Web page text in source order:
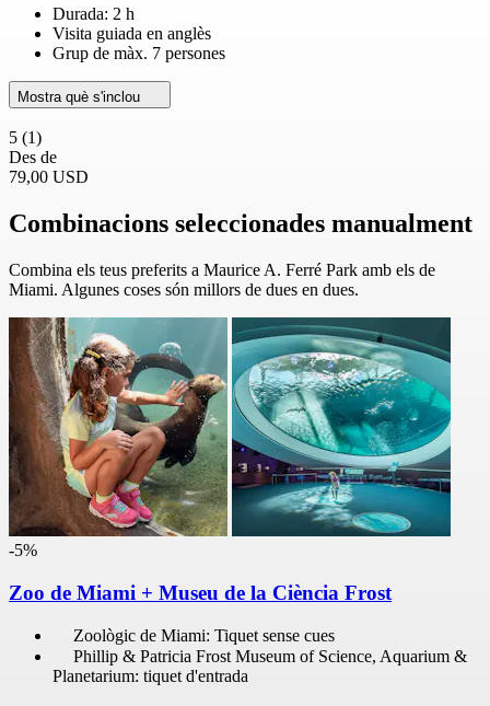
Durada: 2 h
Visita guiada en anglès
Grup de màx. 7 persones
Mostra què s'inclou
5 (1)
Des de
79,00 USD
Combinacions seleccionades manualment
Combina els teus preferits a Maurice A. Ferré Park amb els de
Miami. Algunes coses són millors de dues en dues.
-5%
Zoo de Miami + Museu de la Ciència Frost
Zoològic de Miami: Tiquet sense cues
Phillip & Patricia Frost Museum of Science, Aquarium &
Planetarium: tiquet d'entrada